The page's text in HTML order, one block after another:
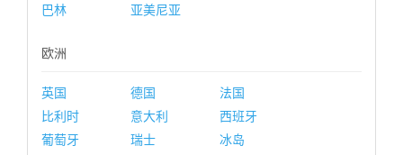
巴林
亚美尼亚
欧洲
英国 德国
法国
比利时
意大利
西班牙
葡萄牙
瑞士
冰岛